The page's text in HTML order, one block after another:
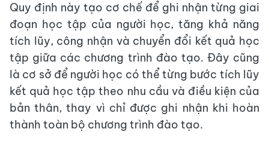
Quy định này tạo cơ chế để ghi nhận từng giai
đoạn học tập của người học, tăng khả năng
tích lũy, công nhận và chuyển đổi kết quả học
tập giữa các chương trình đào tạo. Đây cũng
là cơ sở để người học có thể từng bước tích lũy
kết quả học tập theo nhu cầu và điều kiện của
bản thân, thay vì chỉ được ghi nhận khi hoàn
thành toàn bộ chương trình đào tạo.